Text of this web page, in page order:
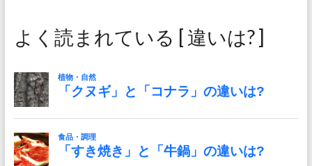
よく読まれている [ 違いは? ]